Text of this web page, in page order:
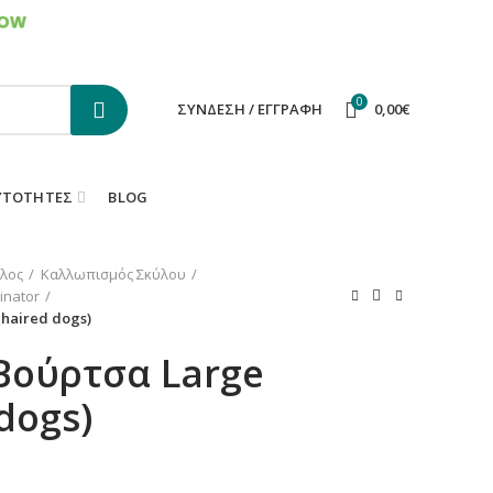
ΣΎΝΔΕΣΗ / ΕΓΓΡΑΦΉ 0 0,00€
BLOG
Καλλωπισμός Σκύλου
dogs)
Large